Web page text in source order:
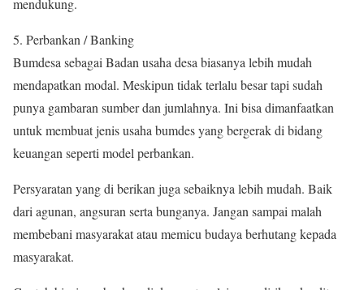
mendukung.
5. Perbankan / Banking
Bumdesa sebagai Badan usaha desa biasanya lebih mudah
mendapatkan modal. Meskipun tidak terlalu besar tapi sudah
punya gambaran sumber dan jumlahnya. Ini bisa dimanfaatkan
untuk membuat jenis usaha bumdes yang bergerak di bidang
keuangan seperti model perbankan.
Persyaratan yang di berikan juga sebaiknya lebih mudah. Baik
dari agunan, angsuran serta bunganya. Jangan sampai malah
membebani masyarakat atau memicu budaya berhutang kepada
masyarakat.